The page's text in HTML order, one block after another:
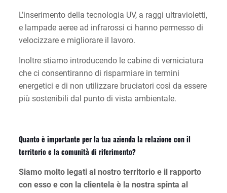
L’inserimento della tecnologia UV, a raggi ultravioletti,
e lampade aeree ad infrarossi ci hanno permesso di
velocizzare e migliorare il lavoro.
Inoltre stiamo introducendo le cabine di verniciatura
che ci consentiranno di risparmiare in termini
energetici e di non utilizzare bruciatori così da essere
più sostenibili dal punto di vista ambientale.
Quanto è importante per la tua azienda la relazione con il
territorio e la comunità di riferimento?
Siamo molto legati al nostro territorio e il rapporto
con esso e con la clientela è la nostra spinta al